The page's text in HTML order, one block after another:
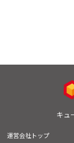
キュ
運営会社トップ